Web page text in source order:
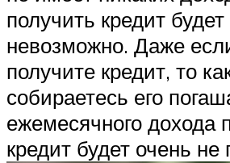
получить кредит
невозможно. Даже
получите кредит, то
собираетесь его
ежемесячного дохода
кредит будет очень не